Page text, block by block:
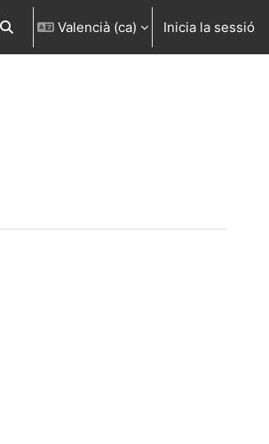
Commuta l'entrada de la cerca
Valencià ‎(ca)‎ Inicia la sessió